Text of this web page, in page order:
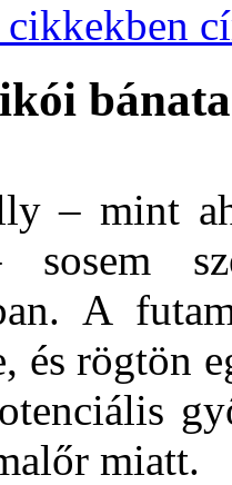
cikkekben
bánata
– mint
A
és rögtön
miatt.